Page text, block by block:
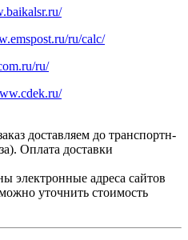
ru/calc/
ru/
доставляем­ до транспортн­
Оплата доставки
электронные адреса сайтов
уточнить стоимость